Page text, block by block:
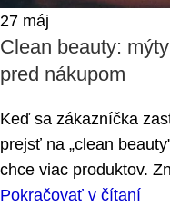
27 máj
Clean beauty:
pred nákupom
Keď sa zákazníčka
prejsť na „clean
chce viac produktov.
Pokračovať v čítaní